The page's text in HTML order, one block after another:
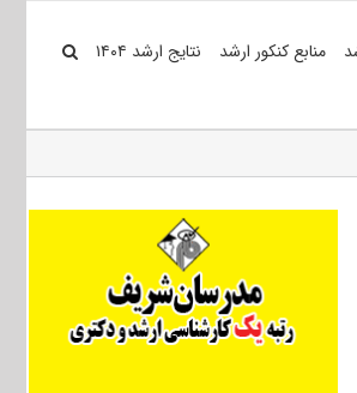
منابع کنکور ارشد نتایج ارشد ۱۴۰۴